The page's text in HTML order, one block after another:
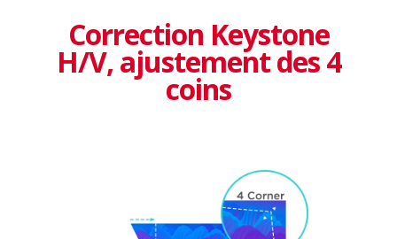
Correction Keystone
H/V, ajustement des 4
coins